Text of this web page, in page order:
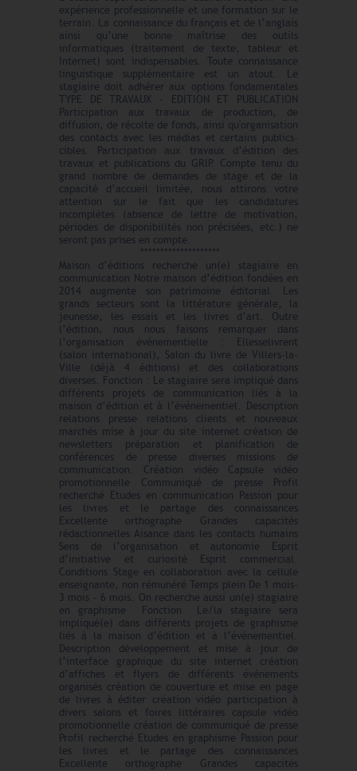
expérience professionnelle et une formation sur le
terrain. La connaissance du français et de l’anglais
ainsi qu’une bonne maîtrise des outils
informatiques (traitement de texte, tableur et
Internet) sont indispensables. Toute connaissance
linguistique supplémentaire est un atout. Le
stagiaire doit adhérer aux options fondamentales
TYPE DE TRAVAUX – EDITION ET PUBLICATION
Participation aux travaux de production, de
diffusion, de récolte de fonds, ainsi qu'organisation
des contacts avec les médias et certains publics-
cibles. Participation aux travaux d’édition des
travaux et publications du GRIP. Compte tenu du
grand nombre de demandes de stage et de la
capacité d’accueil limitée, nous attirons votre
attention sur le fait que les candidatures
incomplètes (absence de lettre de motivation,
périodes de disponibilités non précisées, etc.) ne
seront pas prises en compte.
********************
Maison d’éditions recherche un(e) stagiaire en
communication Notre maison d’édition fondées en
2014 augmente son patrimoine éditorial. Les
grands secteurs sont la littérature générale, la
jeunesse, les essais et les livres d’art. Outre
l’édition, nous nous faisons remarquer dans
l’organisation événementielle : Ellesselivrent
(salon international), Salon du livre de Villers-la-
Ville (déjà 4 éditions) et des collaborations
diverses. Fonction : Le stagiaire sera impliqué dans
différents projets de communication liés à la
maison d’édition et à l’événementiel. Description
relations presse relations clients et nouveaux
marchés mise à jour du site internet création de
newsletters préparation et planification de
conférences de presse diverses missions de
communication. Création vidéo Capsule vidéo
promotionnelle Communiqué de presse Profil
recherché Etudes en communication Passion pour
les livres et le partage des connaissances
Excellente orthographe Grandes capacités
rédactionnelles Aisance dans les contacts humains
Sens de l’organisation et autonomie Esprit
d’initiative et curiosité Esprit commercial.
Conditions Stage en collaboration avec la cellule
enseignante, non rémunéré Temps plein De 1 mois-
3 mois – 6 mois. On recherche aussi un(e) stagiaire
en graphisme Fonction Le/la stagiaire sera
impliqué(e) dans différents projets de graphisme
liés à la maison d’édition et à l’événementiel.
Description développement et mise à jour de
l’interface graphique du site internet création
d’affiches et flyers de différents événements
organisés création de couverture et mise en page
de livres à éditer création vidéo participation à
divers salons et foires littéraires capsule vidéo
promotionnelle création de communiqué de presse
Profil recherché Etudes en graphisme Passion pour
les livres et le partage des connaissances
Excellente orthographe Grandes capacités